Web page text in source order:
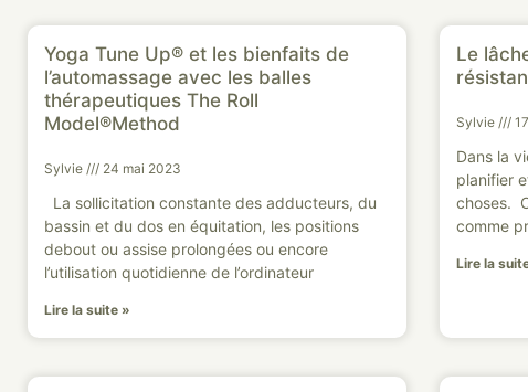
Yoga Tune Up® et les bienfaits de
l’automassage avec les balles
thérapeutiques The Roll
Model®Method
Sylvie 24 mai 2023
La sollicitation constante des adducteurs, du
bassin et du dos en équitation, les positions
debout ou assise prolongées ou encore
l’utilisation quotidienne de l’ordinateur
Lire la suite »
Le
Sylvie
Dans la
planifier
choses.
comme
Lire la